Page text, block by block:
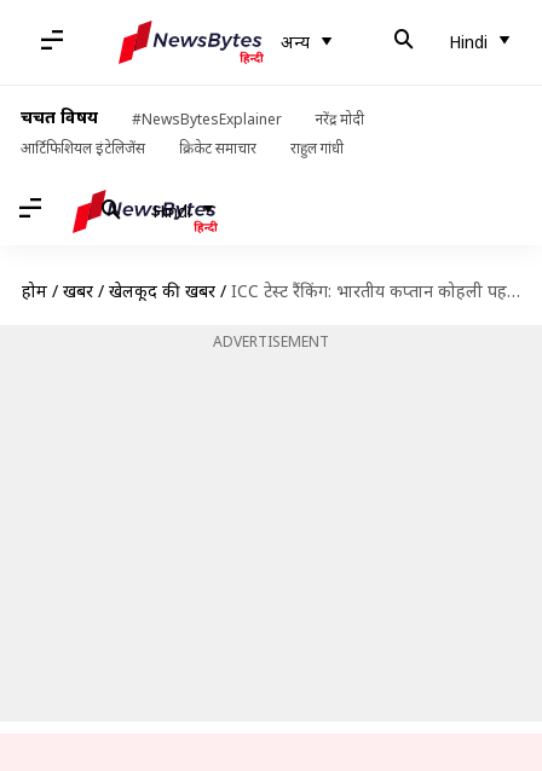
अन्य Hindi
चर्चित विषय #NewsBytesExplainer
नरेंद्र मोदी
आर्टिफिशियल इंटेलिजेंस
क्रिकेट समाचार राहुल गांधी
Hindi
होम / खबरें / खेलकूद की खबरें / ICC टेस्ट रैंकिंग: भारतीय कप्तान कोहली पहले स्थान पर काबिज, ल्यॉन ने लगाई लंबी छलांग
ADVERTISEMENT